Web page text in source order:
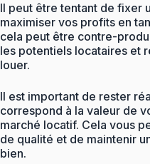
Il peut être tentant de fixer
maximiser vos profits en
cela peut être contre-
les potentiels locataires et
louer.
Il est important de rester
correspond à la valeur de
marché locatif. Cela vous
de qualité et de maintenir
bien.